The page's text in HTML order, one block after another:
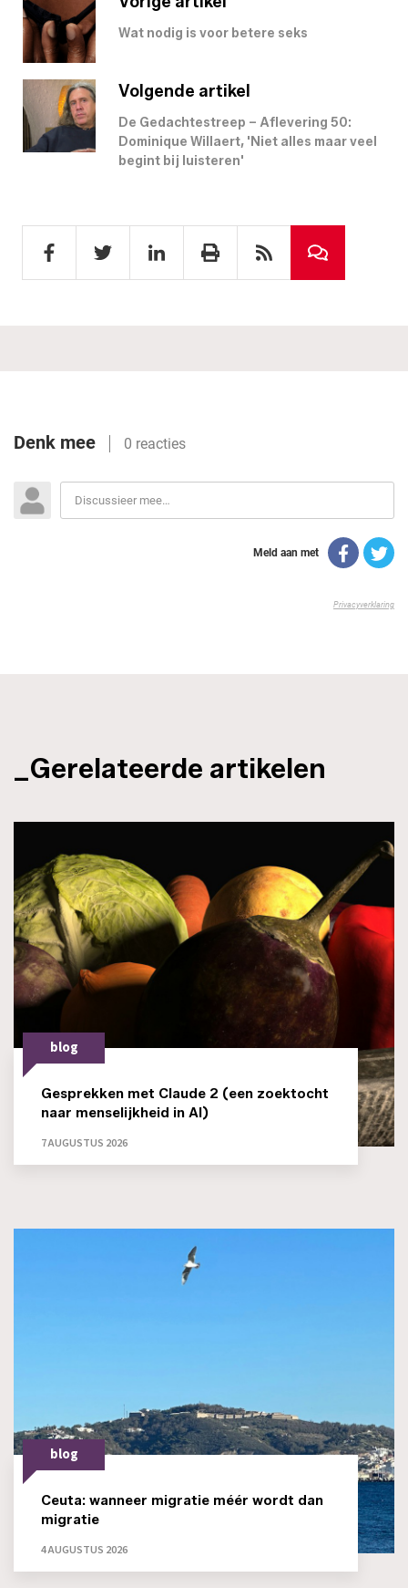
Wat nodig is voor betere seks
Volgende artikel
De Gedachtestreep – Aflevering 50:
Dominique Willaert, 'Niet alles maar veel
begint bij luisteren'
_Gerelateerde artikelen
blog
Gesprekken met Claude 2 (een zoektocht
naar menselijkheid in AI)
7 AUGUSTUS 2026
blog
Ceuta: wanneer migratie méér wordt dan
migratie
4 AUGUSTUS 2026